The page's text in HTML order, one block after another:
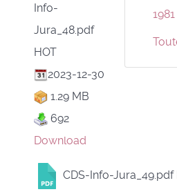
1981
Info-
Jura_48.pdf
HOT
2023-12-30
1.29 MB
692
Download
CDS-Info-Jura_49.pdf